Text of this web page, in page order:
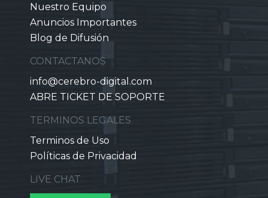
Nuestro Equipo
Anuncios Importantes
Blog de Difusión
CONTACTANOS
info@cerebro-digital.com
ABRE TICKET DE SOPORTE
TERMINOS LEGALES
Terminos de Uso
Políticas de Privacidad
LIVE CHAT